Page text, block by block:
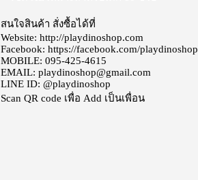
สนใจสินค้า สั่งซื้อได้ที่
Website: http://playdinoshop.com
Facebook: https://facebook.com/playdinoshop
MOBILE: 095-425-4615
EMAIL: playdinoshop@gmail.com
LINE ID: @playdinoshop
Scan QR code เพื่อ Add เป็นเพื่อน